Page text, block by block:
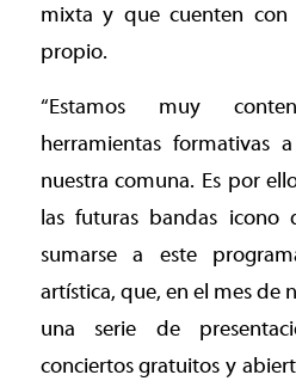
mixta y que cuenten con
propio.
“Estamos muy
herramientas formativas
nuestra comuna. Es por
las futuras bandas icono
sumarse a este
artística, que, en el mes de
una serie de
conciertos gratuitos y